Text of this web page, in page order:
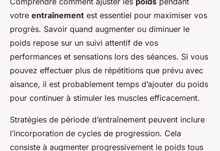
votre entraînement est essentiel pour maximiser vos
progrès. Savoir quand augmenter ou diminuer le
poids repose sur un suivi attentif de vos
performances et sensations lors des séances. Si vous
pouvez effectuer plus de répétitions que prévu avec
aisance, il est probablement temps d’ajouter du poids
pour continuer à stimuler les muscles efficacement.
Stratégies de période d’entraînement peuvent inclure
l’incorporation de cycles de progression. Cela
consiste à augmenter progressivement le poids tous